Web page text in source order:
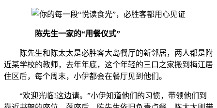
陈先生一家的“用餐仪式”
陈先生和陈太太是必胜客大岛餐厅的新邻居，两人都是附
近某学校的教师，去年年底，这个年轻的三口之家搬到梅江居
住区后，每个周末，小伊都会在餐厅见到他们。
“欢迎光临!这边请。”小伊知道他们的习惯，带领他们到